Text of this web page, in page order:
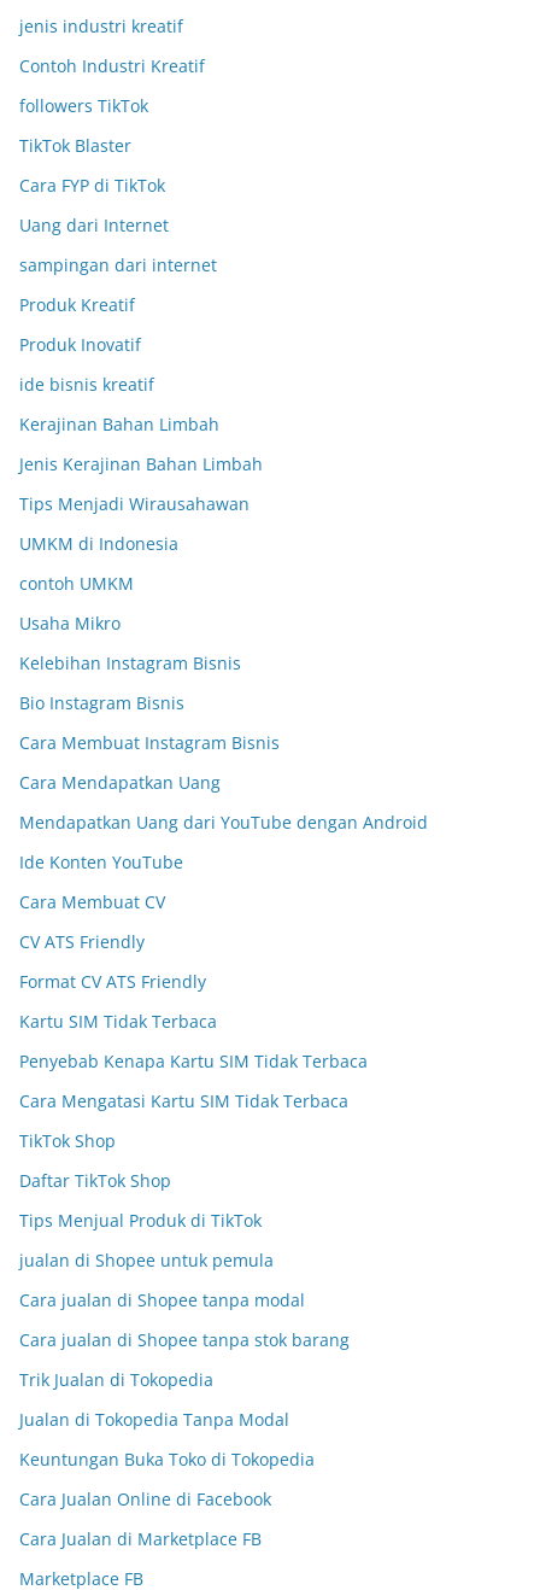
jenis industri kreatif
Contoh Industri Kreatif
followers TikTok
TikTok Blaster
Cara FYP di TikTok
Uang dari Internet
sampingan dari internet
Produk Kreatif
Produk Inovatif
ide bisnis kreatif
Kerajinan Bahan Limbah
Jenis Kerajinan Bahan Limbah
Tips Menjadi Wirausahawan
UMKM di Indonesia
contoh UMKM
Usaha Mikro
Kelebihan Instagram Bisnis
Bio Instagram Bisnis
Cara Membuat Instagram Bisnis
Cara Mendapatkan Uang
Mendapatkan Uang dari YouTube dengan Android
Ide Konten YouTube
Cara Membuat CV
CV ATS Friendly
Format CV ATS Friendly
Kartu SIM Tidak Terbaca
Penyebab Kenapa Kartu SIM Tidak Terbaca
Cara Mengatasi Kartu SIM Tidak Terbaca
TikTok Shop
Daftar TikTok Shop
Tips Menjual Produk di TikTok
jualan di Shopee untuk pemula
Cara jualan di Shopee tanpa modal
Cara jualan di Shopee tanpa stok barang
Trik Jualan di Tokopedia
Jualan di Tokopedia Tanpa Modal
Keuntungan Buka Toko di Tokopedia
Cara Jualan Online di Facebook
Cara Jualan di Marketplace FB
Marketplace FB